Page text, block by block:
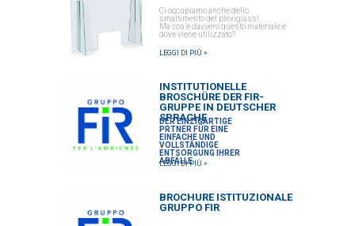
Ci occupiamo anche dello
smaltimento del plexiglass!
Ma cos’è davvero questo materiale e
dove viene utilizzato?
LEGGI DI PIÙ »
INSTITUTIONELLE
BROSCHÜRE DER FIR-
GRUPPE IN DEUTSCHER
SPRACHE
DER EINZIGARTIGE
PRTNER FÜR EINE
EINFACHE UND
VOLLSTÄNDIGE
ENTSORGUNG IHRER
ABFÄLLE
LEGGI DI PIÙ »
BROCHURE ISTITUZIONALE
GRUPPO FIR